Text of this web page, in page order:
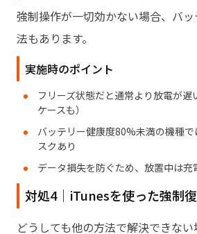
強制操作が一切効かない場合、バ
法もあります。
実施時のポイント
フリーズ状態だと通常より放電が遅
ケースも）
バッテリー健康度80%未満の機種
スクあり
データ損失を防ぐため、放置中は充
対処4｜iTunesを使った強制
どうしても他の方法で解決できな